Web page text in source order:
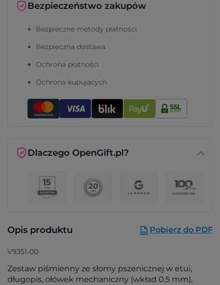
Bezpieczeństwo zakupów
Bezpieczne metody płatności
Bezpieczna dostawa
Ochrona płatności
Ochrona kupujących
Dlaczego OpenGift.pl?
Opis produktu Pobierz do PDF
V9351-00
Zestaw piśmienny ze słomy pszenicznej w etui,
długopis, ołówek mechaniczny (wkład 0,5 mm),